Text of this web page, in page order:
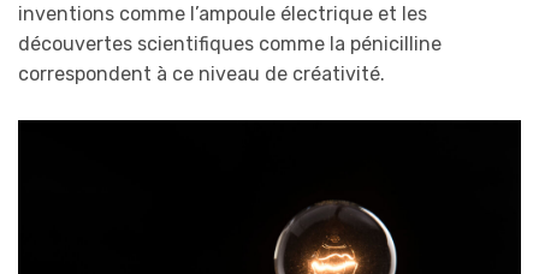
inventions comme l’ampoule électrique et les
découvertes scientifiques comme la pénicilline
correspondent à ce niveau de créativité.